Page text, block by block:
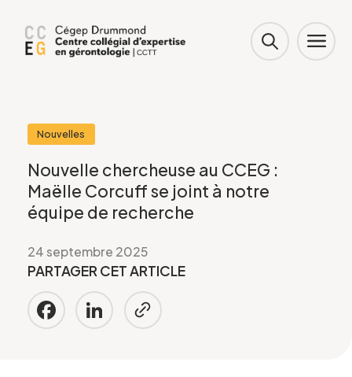
Nouvelles
Nouvelle chercheuse au CCEG :
Maëlle Corcuff se joint à notre
équipe de recherche
24 septembre 2025
PARTAGER CET ARTICLE
Facebook
LinkedIn